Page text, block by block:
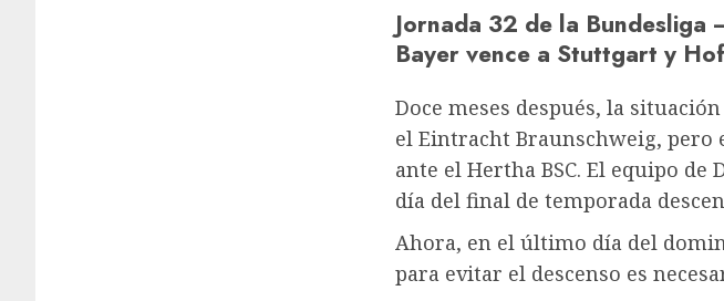
Jornada 32 de la Bundesliga
Bayer vence a Stuttgart y
Doce meses después, la
el Eintracht Braunschweig, pero
ante el Hertha BSC. El equipo
día del final de temporada
Ahora, en el último día del
para evitar el descenso es